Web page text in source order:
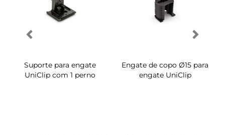
Suporte para engate
UniClip com 1 perno
Engate de copo Ø15 para
engate UniClip